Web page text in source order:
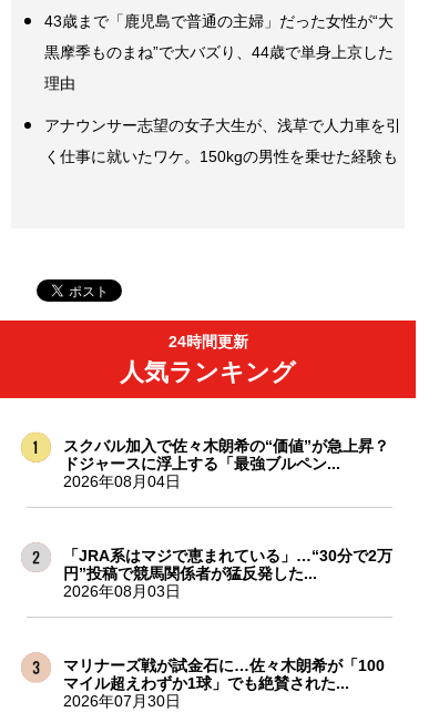
43歳まで「鹿児島で普通の主婦」だった女性が“大
黒摩季ものまね”で大バズり、44歳で単身上京した
理由
アナウンサー志望の女子大生が、浅草で人力車を引
く仕事に就いたワケ。150kgの男性を乗せた経験も
24時間更新
人気ランキング
スクバル加入で佐々木朗希の“価値”が急上昇？
ドジャースに浮上する「最強ブルペン...
2026年08月04日
「JRA系はマジで恵まれている」…“30分で2万
円”投稿で競馬関係者が猛反発した...
2026年08月03日
マリナーズ戦が試金石に…佐々木朗希が「100
マイル超えわずか1球」でも絶賛された...
2026年07月30日